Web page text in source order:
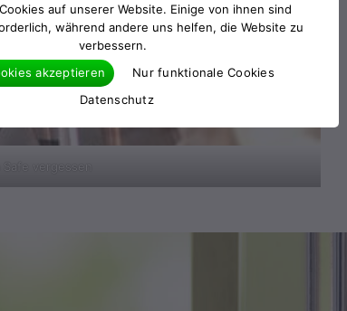
Baumarkttresor öffnen
Safe vergessen
auf unserer Website. Einige von ihnen sind
während andere uns helfen, die Website zu
verbessern.
akzeptieren
Nur funktionale Cookies
Datenschutz